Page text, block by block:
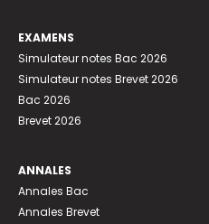
EXAMENS
Simulateur notes Bac 2026
Simulateur notes Brevet 2026
Bac 2026
Brevet 2026
ANNALES
Annales Bac
Annales Brevet